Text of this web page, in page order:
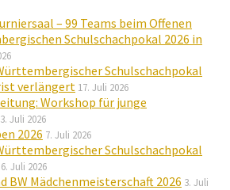
– 99 Teams beim Offenen
Schulschachpokal 2026 in
Schulschachpokal
verlängert 17. Juli 2026
Workshop für junge
Juli 2026
2026 7. Juli 2026
Schulschachpokal
6. Juli 2026
BW Mädchenmeisterschaft 2026 3. Juli